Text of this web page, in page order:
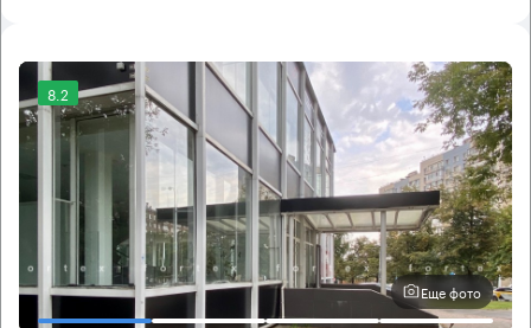
8.2
Еще фото